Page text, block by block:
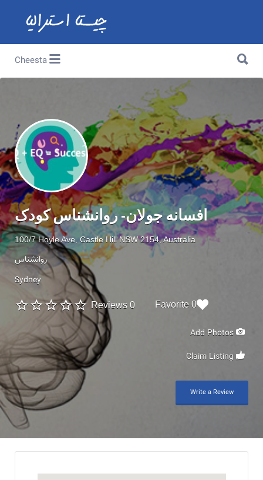
Cheesta
افسانه جولان- روانشناس کودک
100/7 Hoyle Ave, Castle Hill NSW 2154, Australia
روانشناس
Sydney
0 Reviews 0 Favorite
Write a Review